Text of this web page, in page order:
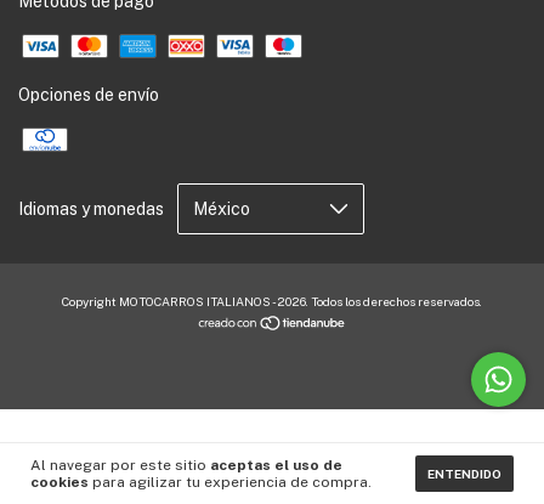
Al navegar por este sitio aceptas el uso de
cookies para agilizar tu experiencia de compra. ENTENDIDO
Opciones de envío
Idiomas y monedas
Copyright MOTOCARROS ITALIANOS - 2026. Todos los derechos reservados.